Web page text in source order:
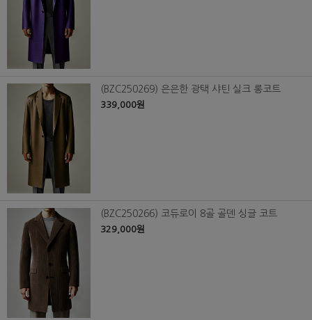
(BZC250269) 은은한 광택 샤틴 실크 롱코트
339,000원
(BZC250266) 코듀로이 8골 골덴 싱글 코트
329,000원